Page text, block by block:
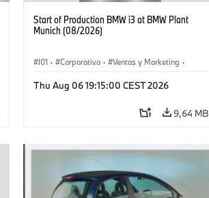
Start of Production BMW i3 at BMW Plant
Munich (08/2026)
I01 · Corporativo · Ventas y Marketing ·
Thu Aug 06 19:15:00 CEST 2026
9,64 MB